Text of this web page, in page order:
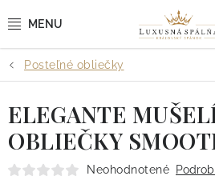
na
POSTEĽNÉ OBLIEČKY
POSTEĽNÉ PLACHTY
PREHOZY A PAPLÓNY
Posteľné obliečky
ELEGANTE
OBLIEČKY
Neohodnotené